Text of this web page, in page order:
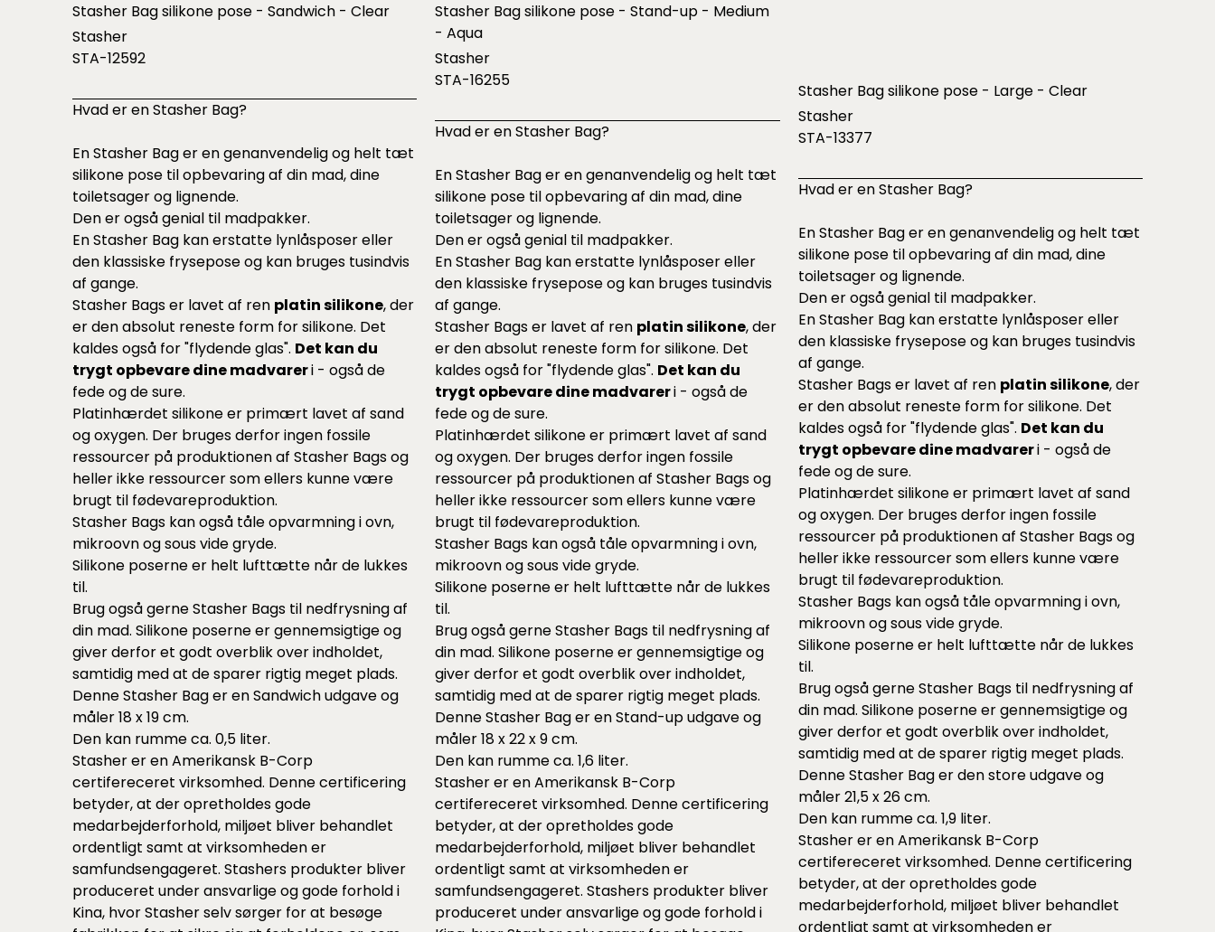
Stasher Bag silikone pose - Sandwich - Clear
Stasher
STA-12592
Hvad er en Stasher Bag?
En Stasher Bag er en genanvendelig og helt tæt
silikone pose til opbevaring af din mad, dine
toiletsager og lignende.
Den er også genial til madpakker.
En Stasher Bag kan erstatte lynlåsposer eller
den klassiske frysepose og kan bruges tusindvis
af gange.
Stasher Bags er lavet af ren platin silikone, der
er den absolut reneste form for silikone. Det
kaldes også for "flydende glas". Det kan du
trygt opbevare dine madvareri - også de
fede og de sure.
Platinhærdet silikone er primært lavet af sand
og oxygen. Der bruges derfor ingen fossile
ressourcer på produktionen af Stasher Bags og
heller ikke ressourcer som ellers kunne være
brugt til fødevareproduktion.
Stasher Bags kan også tåle opvarmning i ovn,
mikroovn og sous vide gryde.
Silikone poserne er helt lufttætte når de lukkes
til.
Brug også gerne Stasher Bags til nedfrysning af
din mad. Silikone poserne er gennemsigtige og
giver derfor et godt overblik over indholdet,
samtidig med at de sparer rigtig meget plads.
Denne Stasher Bag er en Sandwich udgave og
måler 18 x 19 cm.
Den kan rumme ca. 0,5 liter.
Stasher er en Amerikansk B-Corp
certifereceret virksomhed. Denne certificering
betyder, at der opretholdes gode
medarbejderforhold, miljøet bliver behandlet
ordentligt samt at virksomheden er
samfundsengageret. Stashers produkter bliver
produceret under ansvarlige og gode forhold i
Kina, hvor Stasher selv sørger for at besøge
Stasher Bag silikone pose - Stand-up - Medium
- Aqua
Stasher
STA-16255
Hvad er en Stasher Bag?
En Stasher Bag er en genanvendelig og helt tæt
silikone pose til opbevaring af din mad, dine
toiletsager og lignende.
Den er også genial til madpakker.
En Stasher Bag kan erstatte lynlåsposer eller
den klassiske frysepose og kan bruges tusindvis
af gange.
Stasher Bags er lavet af ren platin silikone, der
er den absolut reneste form for silikone. Det
kaldes også for "flydende glas". Det kan du
trygt opbevare dine madvareri - også de
fede og de sure.
Platinhærdet silikone er primært lavet af sand
og oxygen. Der bruges derfor ingen fossile
ressourcer på produktionen af Stasher Bags og
heller ikke ressourcer som ellers kunne være
brugt til fødevareproduktion.
Stasher Bags kan også tåle opvarmning i ovn,
mikroovn og sous vide gryde.
Silikone poserne er helt lufttætte når de lukkes
til.
Brug også gerne Stasher Bags til nedfrysning af
din mad. Silikone poserne er gennemsigtige og
giver derfor et godt overblik over indholdet,
samtidig med at de sparer rigtig meget plads.
Denne Stasher Bag er en Stand-up udgave og
måler 18 x 22 x 9 cm.
Den kan rumme ca. 1,6 liter.
Stasher er en Amerikansk B-Corp
certifereceret virksomhed. Denne certificering
betyder, at der opretholdes gode
medarbejderforhold, miljøet bliver behandlet
ordentligt samt at virksomheden er
samfundsengageret. Stashers produkter bliver
produceret under ansvarlige og gode forhold i
Stasher Bag silikone pose - Large - Clear
Stasher
STA-13377
Hvad er en Stasher Bag?
En Stasher Bag er en genanvendelig og helt tæt
silikone pose til opbevaring af din mad, dine
toiletsager og lignende.
Den er også genial til madpakker.
En Stasher Bag kan erstatte lynlåsposer eller
den klassiske frysepose og kan bruges tusindvis
af gange.
Stasher Bags er lavet af ren platin silikone, der
er den absolut reneste form for silikone. Det
kaldes også for "flydende glas". Det kan du
trygt opbevare dine madvareri - også de
fede og de sure.
Platinhærdet silikone er primært lavet af sand
og oxygen. Der bruges derfor ingen fossile
ressourcer på produktionen af Stasher Bags og
heller ikke ressourcer som ellers kunne være
brugt til fødevareproduktion.
Stasher Bags kan også tåle opvarmning i ovn,
mikroovn og sous vide gryde.
Silikone poserne er helt lufttætte når de lukkes
til.
Brug også gerne Stasher Bags til nedfrysning af
din mad. Silikone poserne er gennemsigtige og
giver derfor et godt overblik over indholdet,
samtidig med at de sparer rigtig meget plads.
Denne Stasher Bag er den store udgave og
måler 21,5 x 26 cm.
Den kan rumme ca. 1,9 liter.
Stasher er en Amerikansk B-Corp
certifereceret virksomhed. Denne certificering
betyder, at der opretholdes gode
medarbejderforhold, miljøet bliver behandlet
ordentligt samt at virksomheden er